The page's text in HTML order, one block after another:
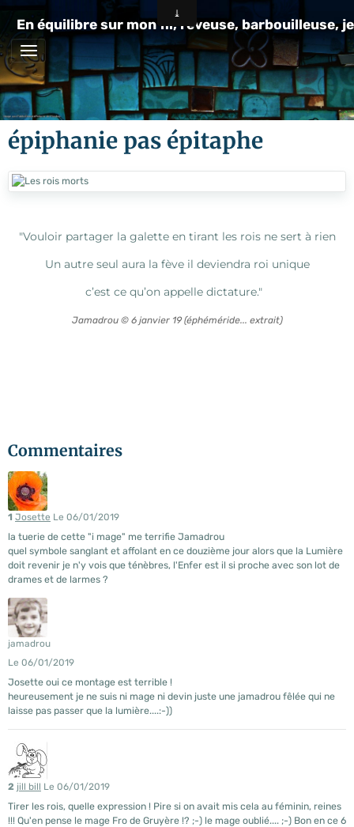
En équilibre sur mon fil, rêveuse, barbouilleuse,
épiphanie pas épitaphe
"Vouloir partager la galette en tirant les rois ne sert à rien
Un autre seul aura la fève il deviendra roi unique
c’est ce qu’on appelle dictature."
Jamadrou © 6 janvier 19 (éphéméride... extrait)
Commentaires
1 Josette Le 06/01/2019
la tuerie de cette "i mage" me terrifie Jamadrou
quel symbole sanglant et affolant en ce douzième jour alors que la Lumière
doit revenir je n'y vois que ténèbres, l'Enfer est il si proche avec son lot de
drames et de larmes ?
jamadrou
Le 06/01/2019
Josette oui ce montage est terrible !
heureusement je ne suis ni mage ni devin juste une jamadrou fêlée qui ne
laisse pas passer que la lumière....:-))
2 jill bill Le 06/01/2019
Tirer les rois, quelle expression ! Pire si on avait mis cela au féminin, reines
!!! Qu'en pense le mage Fro de Gruyère !? ;-) le mage oublié.... ;-) Bon en ce 6